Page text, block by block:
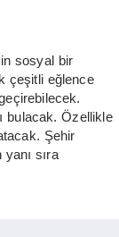
sosyal bir
çeşitli eğlence
bulacak. Özellikle
Şehir
sıra